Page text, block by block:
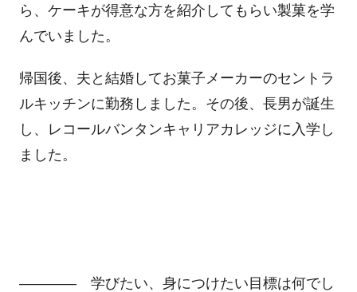
ら、ケーキが得意な方を紹介してもらい製菓を学
んでいました。
帰国後、夫と結婚してお菓子メーカーのセントラ
ルキッチンに勤務しました。その後、長男が誕生
し、レコールバンタンキャリアカレッジに入学し
ました。
―――― 学びたい、身につけたい目標は何でし